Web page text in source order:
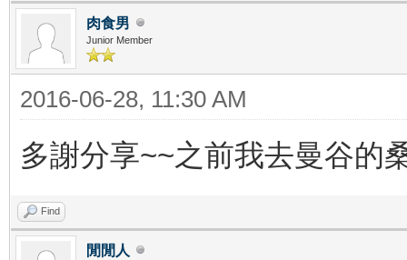
肉食男
Junior Member
2016-06-28, 11:30 AM
多謝分享~~之前我去曼谷的
Find
閒閒人